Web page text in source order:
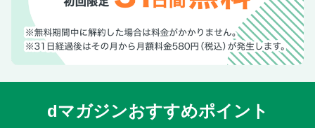
dマガジンおすすめポイント